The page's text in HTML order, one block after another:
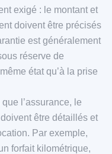
exigé : le montant et
doivent être précisés
est généralement
réserve de
état qu’à la prise
l’assurance, le
être détaillés et
Par exemple,
forfait kilométrique,